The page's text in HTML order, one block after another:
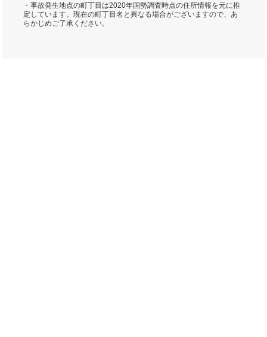
・事故発生地点の町丁目は2020年国勢調査時点の住所情報を元に推
定しています。現在の町丁目名と異なる場合がございますので、あ
らかじめご了承ください。